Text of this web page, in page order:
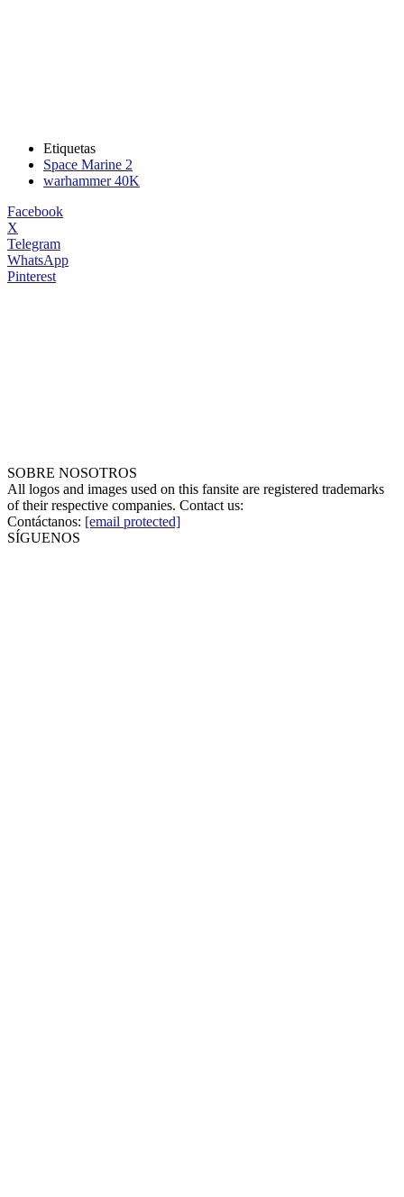
Etiquetas
Space Marine 2
warhammer 40K
Facebook
X
Telegram
WhatsApp
Pinterest
SOBRE NOSOTROS
All logos and images used on this fansite are registered trademarks
of their respective companies. Contact us:
Contáctanos: [email protected]
SÍGUENOS